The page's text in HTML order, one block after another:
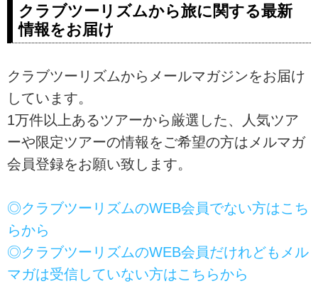
クラブツーリズムから旅に関する最新
情報をお届け
クラブツーリズムからメールマガジンをお届け
しています。
1万件以上あるツアーから厳選した、人気ツア
ーや限定ツアーの情報をご希望の方はメルマガ
会員登録をお願い致します。
◎クラブツーリズムのWEB会員でない方はこち
らから
◎クラブツーリズムのWEB会員だけれどもメル
マガは受信していない方はこちらから